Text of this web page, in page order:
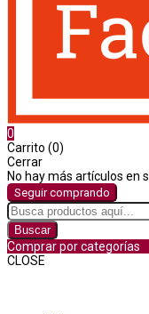
0
Carrito (0)
Cerrar
No hay más artículos en
Seguir comprando
Buscar
Comprar por categorías
CLOSE